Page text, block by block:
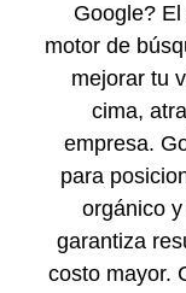
Google?
motor de
mejorar tu
cima,
empresa.
para
orgánico
garantiza
costo mayor.